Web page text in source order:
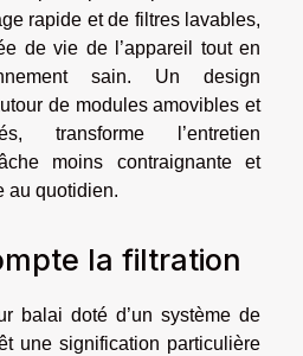
rapide et de filtres lavables,
de vie de l’appareil tout en
sain. Un design
de modules amovibles et
transforme l’entretien
moins contraignante et
au quotidien.
la filtration
balai doté d’un système de
une signification particulière